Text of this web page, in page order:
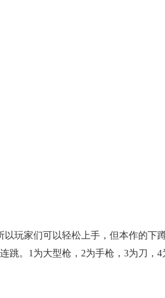
玩家们可以轻松上手，但本作的下
。1为大型枪，2为手枪，3为刀